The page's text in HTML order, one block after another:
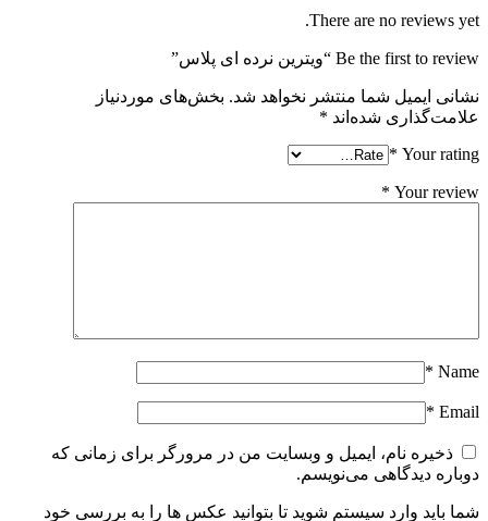
There are no reviews yet.
Be the first to review “ویترین نرده ای پلاس”
نشانی ایمیل شما منتشر نخواهد شد. بخش‌های موردنیاز
علامت‌گذاری شده‌اند *
Your rating
*
Your review
*
Name
*
Email
*
ذخیره نام، ایمیل و وبسایت من در مرورگر برای زمانی که
دوباره دیدگاهی می‌نویسم.
شما باید وارد سیستم شوید تا بتوانید عکس ها را به بررسی خود